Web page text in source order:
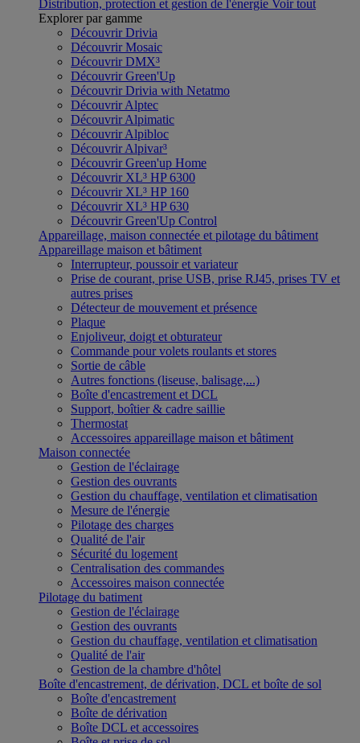
Distribution, protection et gestion de l'énergie Voir tout
Explorer par gamme
Découvrir Drivia
Découvrir Mosaic
Découvrir DMX³
Découvrir Green'Up
Découvrir Drivia with Netatmo
Découvrir Alptec
Découvrir Alpimatic
Découvrir Alpibloc
Découvrir Alpivar³
Découvrir Green'up Home
Découvrir XL³ HP 6300
Découvrir XL³ HP 160
Découvrir XL³ HP 630
Découvrir Green'Up Control
Appareillage, maison connectée et pilotage du bâtiment
Appareillage maison et bâtiment
Interrupteur, poussoir et variateur
Prise de courant, prise USB, prise RJ45, prises TV et
autres prises
Détecteur de mouvement et présence
Plaque
Enjoliveur, doigt et obturateur
Commande pour volets roulants et stores
Sortie de câble
Autres fonctions (liseuse, balisage,...)
Boîte d'encastrement et DCL
Support, boîtier & cadre saillie
Thermostat
Accessoires appareillage maison et bâtiment
Maison connectée
Gestion de l'éclairage
Gestion des ouvrants
Gestion du chauffage, ventilation et climatisation
Mesure de l'énergie
Pilotage des charges
Qualité de l'air
Sécurité du logement
Centralisation des commandes
Accessoires maison connectée
Pilotage du batiment
Gestion de l'éclairage
Gestion des ouvrants
Gestion du chauffage, ventilation et climatisation
Qualité de l'air
Gestion de la chambre d'hôtel
Boîte d'encastrement, de dérivation, DCL et boîte de sol
Boîte d'encastrement
Boîte de dérivation
Boîte DCL et accessoires